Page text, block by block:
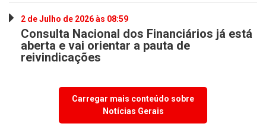
2 de Julho de 2026 às 08:59
Consulta Nacional dos Financiários já está
aberta e vai orientar a pauta de
reivindicações
Carregar mais conteúdo sobre
Notícias Gerais